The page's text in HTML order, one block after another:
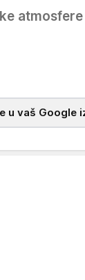
u vaš Google